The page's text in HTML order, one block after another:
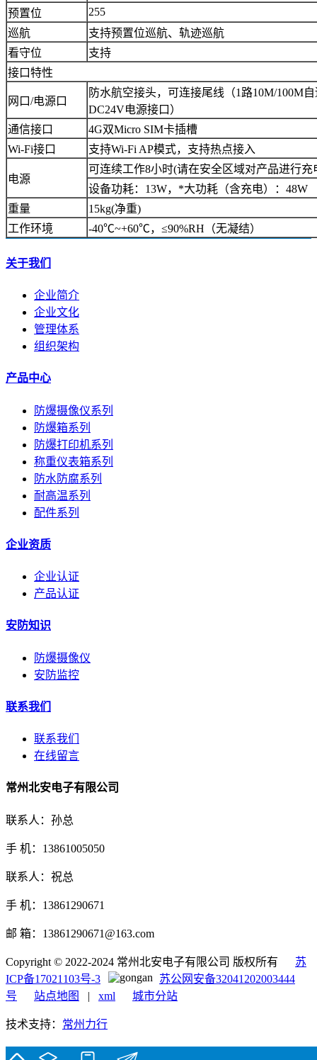
预置位
255
巡航
支持预置位巡航、轨迹巡航
看守位
支持
接口特性
网口/电源口
防水航空接头，可连接尾线（1路10M/100M
DC24V电源接口）
通信接口
4G双Micro SIM卡插槽
Wi-Fi接口
支持Wi-Fi AP模式，支持热点接入
电源
可连续工作8小时(请在安全区域对产品进行充
设备功耗：13W，*大功耗（含充电）：48W
重量
15kg(净重)
工作环境
-40℃~+60℃，≤90%RH（无凝结）
关于我们
企业简介
企业文化
管理体系
组织架构
产品中心
防爆摄像仪系列
防爆箱系列
防爆打印机系列
称重仪表箱系列
防水防腐系列
耐高温系列
配件系列
企业资质
企业认证
产品认证
安防知识
防爆摄像仪
安防监控
联系我们
联系我们
在线留言
常州北安电子有限公司
联系人：孙总
手 机：13861005050
联系人：祝总
手 机：13861290671
邮 箱：13861290671@163.com
Copyright © 2022-2024 常州北安电子有限公司 版权所有 苏
ICP备17021103号-3
苏公网安备32041202003444
号
站点地图 | xml 城市分站
技术支持： 常州力行